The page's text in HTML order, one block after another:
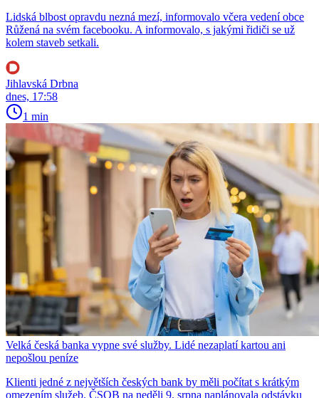
Lidská blbost opravdu nezná mezí, informovalo včera vedení obce
Růžená na svém facebooku. A informovalo, s jakými řidiči se už
kolem staveb setkali.
Jihlavská Drbna
dnes, 17:58
1 min
Velká česká banka vypne své služby. Lidé nezaplatí kartou ani
nepošlou peníze
Klienti jedné z největších českých bank by měli počítat s krátkým
omezením služeb. ČSOB na neděli 9. srpna naplánovala odstávku